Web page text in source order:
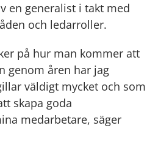
en generalist i takt med
och ledarroller.
på hur man kommer att
genom åren har jag
väldigt mycket och som
skapa goda
medarbetare, säger